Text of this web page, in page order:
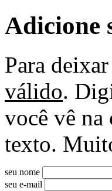
Adicione
Para
válido.
você vê
texto.
seu nome
seu e-mail